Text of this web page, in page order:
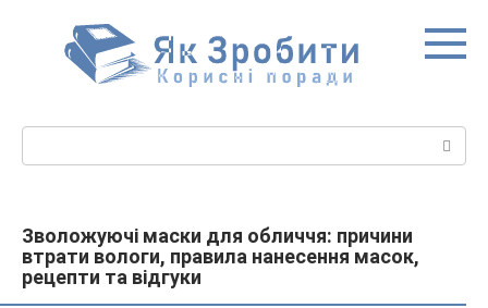
Зволожуючі маски для обличчя: причини
втрати вологи, правила нанесення масок,
рецепти та відгуки